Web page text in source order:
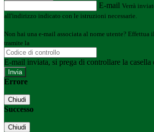
E-mail Verrà
all'indirizzo indicato con le istruzioni necessarie.
Non hai una e-mail associata al nome utente? Effettua
tramite la
E-mail inviata, si prega di controllare la casella
Errore
Chiudi
Successo
Chiudi